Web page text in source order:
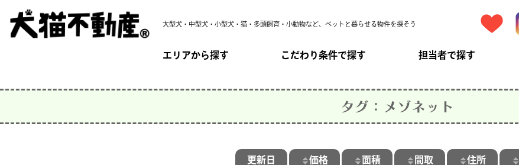
大型犬・中型犬・小型犬・猫・多頭飼育・小動物など、ペットと暮らせる物件を探そう
エリアから探す こだわり条件で探す 担当者で探す
タグ：メゾネット
更新日 価格 面積 間取 住所